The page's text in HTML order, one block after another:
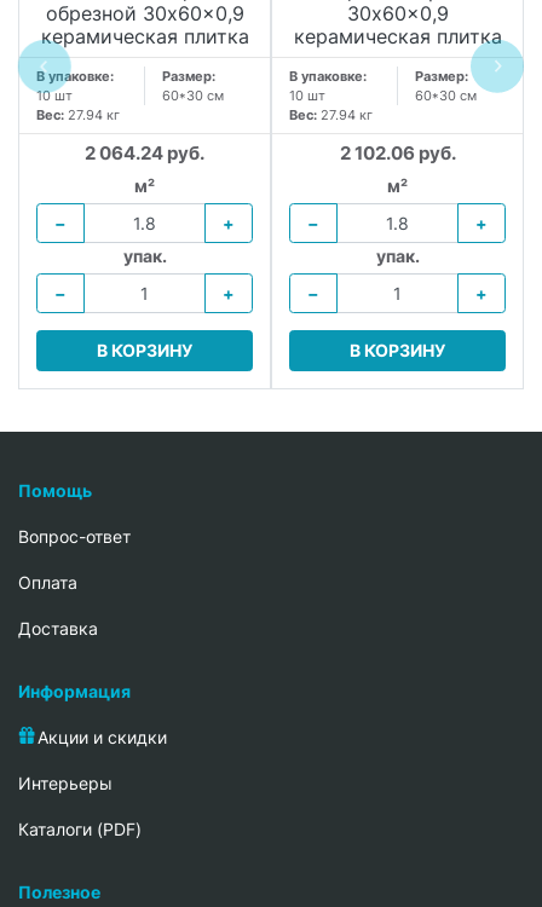
обрезной 30x60x0,9
керамическая плитка
В упаковке:
10 шт
Размер:
60*30 см
Вес: 27.94 кг
2 064.24 руб.
м²
−
+
упак.
−
+
В КОРЗИНУ
30x60x0,9
керамическая плитка
В упаковке:
10 шт
Размер:
60*30 см
Вес: 27.94 кг
2 102.06 руб.
м²
−
+
упак.
−
+
В КОРЗИНУ
Помощь
Вопрос-ответ
Oплата
Доставка
Информация
Акции и скидки
Интерьеры
Каталоги (PDF)
Полезное